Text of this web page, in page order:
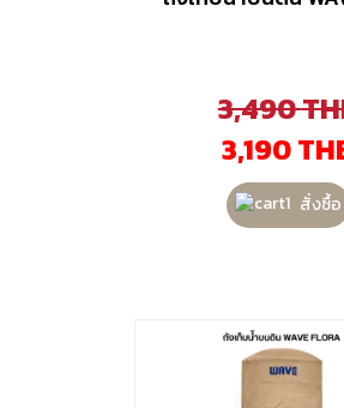
3,490
3,190
สั่งซื้อ